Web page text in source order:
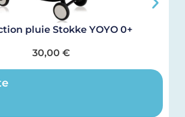
pluie Stokke YOYO 0+
30,00 €